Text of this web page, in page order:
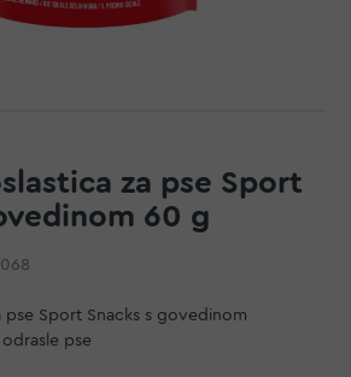
za pse Sport
60 g
pse Sport Snacks s govedinom
pse